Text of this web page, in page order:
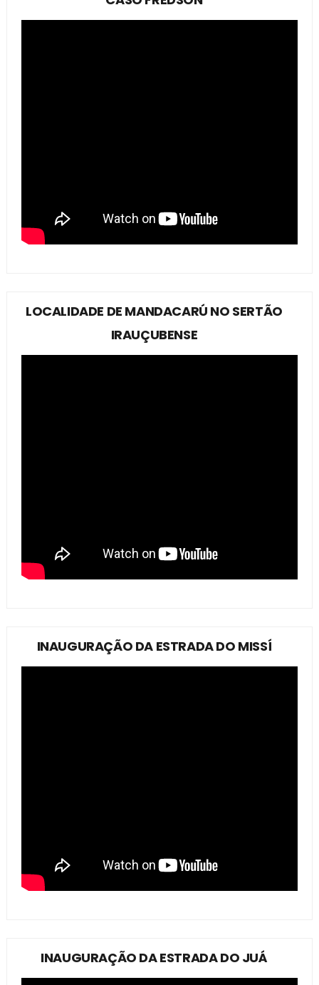
LOCALIDADE DE MANDACARÚ NO SERTÃO
IRAUÇUBENSE
INAUGURAÇÃO DA ESTRADA DO MISSÍ
INAUGURAÇÃO DA ESTRADA DO JUÁ